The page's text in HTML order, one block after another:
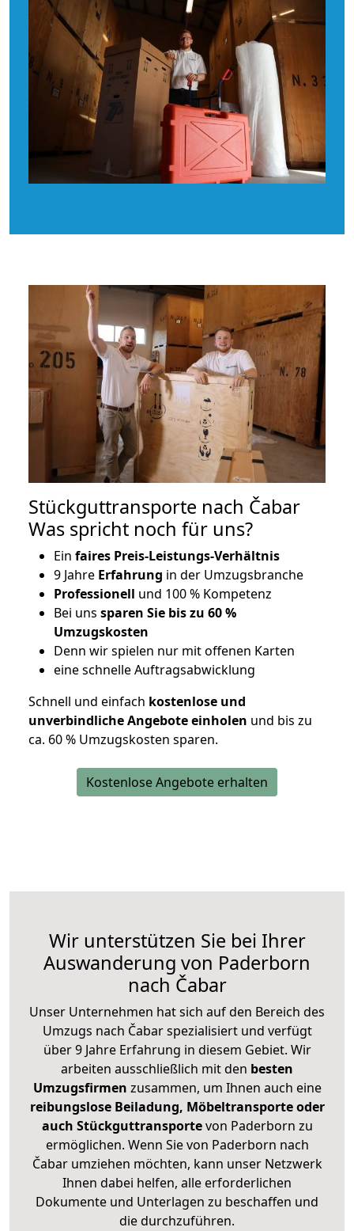
Stückguttransporte nach Čabar
Was spricht noch für uns?
Ein faires Preis-Leistungs-Verhältnis
9 Jahre Erfahrung in der Umzugsbranche
Professionell und 100 % Kompetenz
Bei uns sparen Sie bis zu 60 %
Umzugskosten
Denn wir spielen nur mit offenen Karten
eine schnelle Auftragsabwicklung
Schnell und einfach kostenlose und
unverbindliche Angebote einholen und bis zu
ca. 60 % Umzugskosten sparen.
Kostenlose Angebote erhalten
Wir unterstützen Sie bei Ihrer
Auswanderung von Paderborn
nach Čabar
Unser Unternehmen hat sich auf den Bereich des
Umzugs nach Čabar spezialisiert und verfügt
über 9 Jahre Erfahrung in diesem Gebiet. Wir
arbeiten ausschließlich mit den besten
Umzugsfirmen zusammen, um Ihnen auch eine
reibungslose Beiladung, Möbeltransporte oder
auch Stückguttransportevon Paderborn zu
ermöglichen. Wenn Sie von Paderborn nach
Čabar umziehen möchten, kann unser Netzwerk
Ihnen dabei helfen, alle erforderlichen
Dokumente und Unterlagen zu beschaffen und
die durchzuführen.